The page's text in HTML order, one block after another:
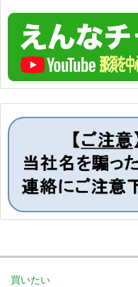
買いたい